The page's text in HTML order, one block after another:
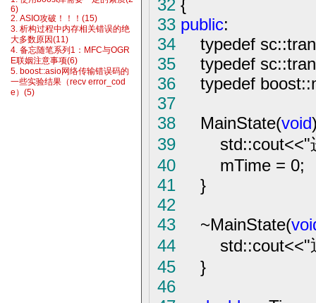
6)
2. ASIO攻破！！！(15)
3. 析构过程中内存相关错误的绝
大多数原因(11)
4. 备忘随笔系列1：MFC与OGR
E联姻注意事项(6)
5. boost::asio网络传输错误码的
一些实验结果（recv error_cod
e）(5)
32 {
33 public:
34
typedef
35
typedef
36
typedef
37
38
MainState(void
39
std::cout<<"
40
mTime = 0;
41
}
42
43
~MainState(
44
std::cout<<"
45
}
46